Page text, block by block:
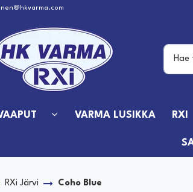
VARMA LUSIKKA RXI
RXi Järvi Coho Blue